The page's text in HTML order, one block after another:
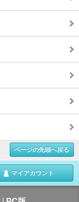
ページの先頭へ戻る
マイアカウント